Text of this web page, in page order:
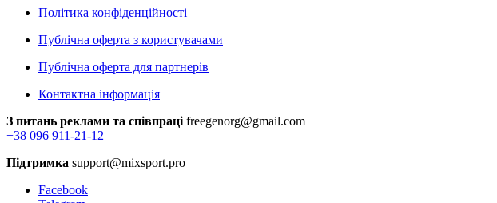
Політика конфіденційності
Публічна оферта з користувачами
Публічна оферта для партнерів
Контактна інформація
З питань реклами та співпраці freegenorg@gmail.com
+38 096 911-21-12
Підтримка support@mixsport.pro
Facebook